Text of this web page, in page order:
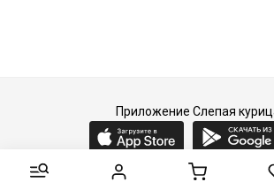
Приложение Слепая